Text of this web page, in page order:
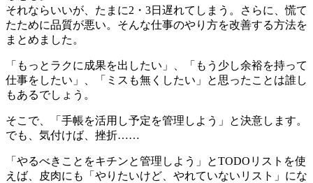
それならいいが、たまに2・3日遅れてしまう。さらに、慌て
たために品質が悪い。そんな仕事のやり方を改善する方法を
まとめました。
「もっとラクに成果を出したい」、「もう少し余裕を持って
仕事をしたい」、「ミスも無くしたい」と思ったことは誰し
もあるでしょう。
そこで、「手帳を活用し予定を管理しよう」と決意します。
でも、気付けば、挫折……
「やるべきことをキチンと管理しよう」とTODOリストを使
えば、皮肉にも「やりたいけど、やれていないリスト」にな